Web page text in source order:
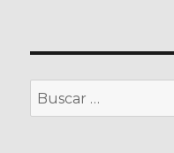
Buscar
por: